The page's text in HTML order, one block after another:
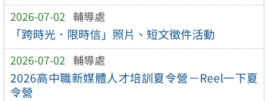
2026-07-02 輔導處
「跨時光．限時信」照片、短文徵件活動
2026-07-02 輔導處
2026高中職新媒體人才培訓夏令營－Reel一下夏
令營